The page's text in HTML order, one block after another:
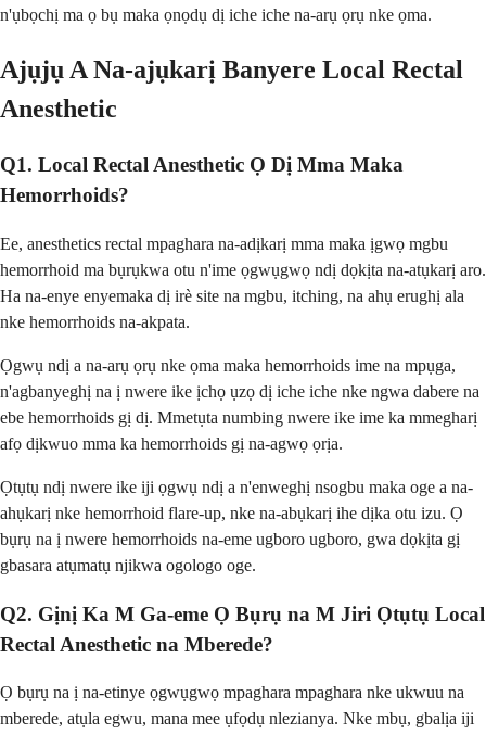
n'ụbọchị ma ọ bụ maka ọnọdụ dị iche iche na-arụ ọrụ nke ọma.
Ajụjụ A Na-ajụkarị Banyere Local Rectal
Anesthetic
Q1. Local Rectal Anesthetic Ọ Dị Mma Maka
Hemorrhoids?
Ee, anesthetics rectal mpaghara na-adịkarị mma maka ịgwọ mgbu
hemorrhoid ma bụrụkwa otu n'ime ọgwụgwọ ndị dọkịta na-atụkarị aro.
Ha na-enye enyemaka dị irè site na mgbu, itching, na ahụ erughị ala
nke hemorrhoids na-akpata.
Ọgwụ ndị a na-arụ ọrụ nke ọma maka hemorrhoids ime na mpụga,
n'agbanyeghị na ị nwere ike ịchọ ụzọ dị iche iche nke ngwa dabere na
ebe hemorrhoids gị dị. Mmetụta numbing nwere ike ime ka mmegharị
afọ dịkwuo mma ka hemorrhoids gị na-agwọ ọrịa.
Ọtụtụ ndị nwere ike iji ọgwụ ndị a n'enweghị nsogbu maka oge a na-
ahụkarị nke hemorrhoid flare-up, nke na-abụkarị ihe dịka otu izu. Ọ
bụrụ na ị nwere hemorrhoids na-eme ugboro ugboro, gwa dọkịta gị
gbasara atụmatụ njikwa ogologo oge.
Q2. Gịnị Ka M Ga-eme Ọ Bụrụ na M Jiri Ọtụtụ Local
Rectal Anesthetic na Mberede?
Ọ bụrụ na ị na-etinye ọgwụgwọ mpaghara mpaghara nke ukwuu na
mberede, atụla egwu, mana mee ụfọdụ nlezianya. Nke mbụ, gbalịa iji